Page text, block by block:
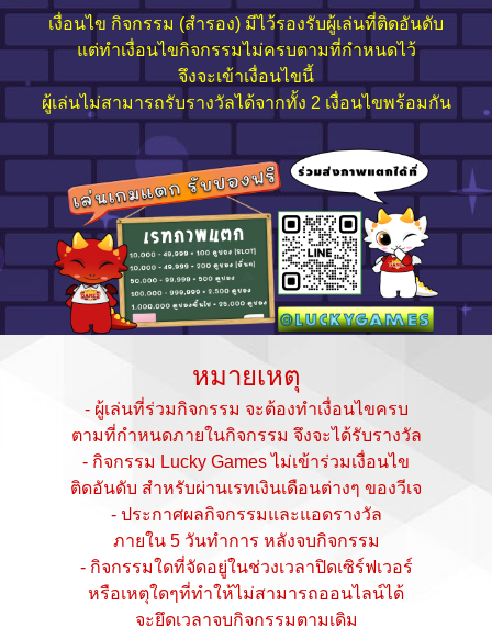
เงื่อนไข กิจกรรม (สำรอง) มีไว้รองรับผู้เล่นที่ติดอันดับ
แต่ทำเงื่อนไขกิจกรรมไม่ครบตามที่กำหนดไว้
จึงจะเข้าเงื่อนไขนี้
ผู้เล่นไม่สามารถรับรางวัลได้จากทั้ง 2 เงื่อนไขพร้อมกัน
หมายเหตุ
- ผู้เล่นที่ร่วมกิจกรรม จะต้องทำเงื่อนไขครบ
ตามที่กำหนดภายในกิจกรรม จึงจะได้รับรางวัล
- กิจกรรม Lucky Games ไม่เข้าร่วมเงื่อนไข
ติดอันดับ สำหรับผ่านเรทเงินเดือนต่างๆ ของวีเจ
- ประกาศผลกิจกรรมและแอดรางวัล
ภายใน 5 วันทำการ หลังจบกิจกรรม
- กิจกรรมใดที่จัดอยู่ในช่วงเวลาปิดเซิร์ฟเวอร์
หรือเหตุใดๆที่ทำให้ไม่สามารถออนไลน์ได้
จะยึดเวลาจบกิจกรรมตามเดิม